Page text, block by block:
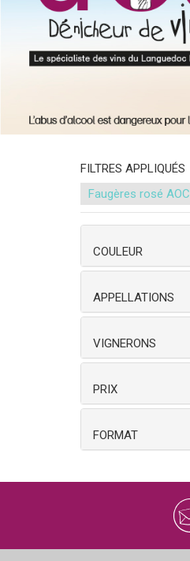
FILTRES APPLIQUÉS
Faugères rosé AOC
COULEUR
APPELLATIONS
VIGNERONS
PRIX
FORMAT